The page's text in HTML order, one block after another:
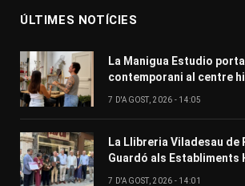
ÚLTIMES NOTÍCIES
La Manigua Estudio
contemporani al centre
7 D'AGOST, 2026 - 14:05
La Llibreria Viladesau de
Guardó als Establiments
7 D'AGOST, 2026 - 14:01